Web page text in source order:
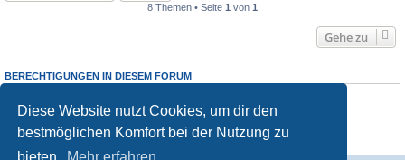
Diese Website nutzt Cookies, um dir den
bestmöglichen Komfort bei der Nutzung zu
8 Themen • Seite 1 von 1
Gehe zu
BERECHTIGUNGEN IN DIESEM FORUM
Du darfst keineAntworten zu Themen in diesem Forum erstellen.
Du darfst deine Beiträge in diesem Forumnichtändern.
Du darfst deine Beiträge in diesem Forum nicht löschen.
keine